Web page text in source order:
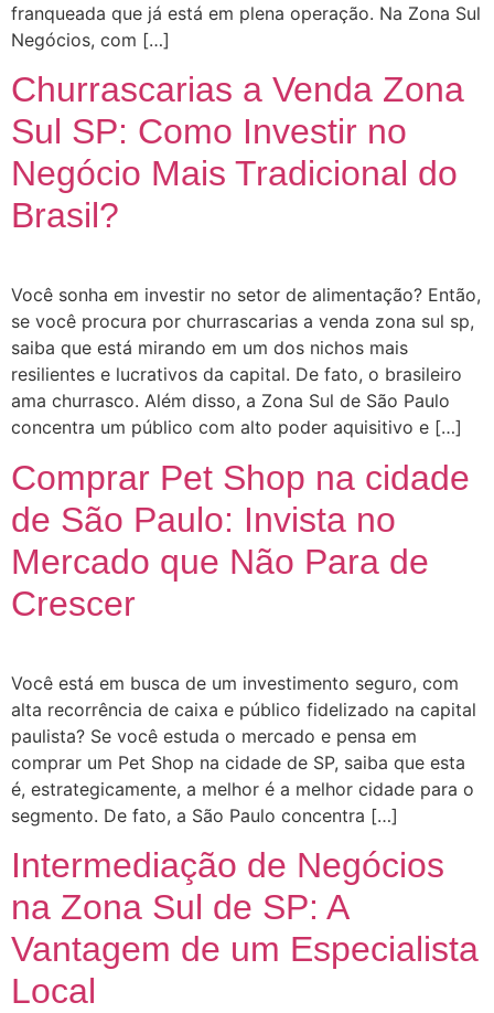
franqueada que já está em plena operação. Na Zona Sul
Negócios, com […]
Churrascarias a Venda Zona
Sul SP: Como Investir no
Negócio Mais Tradicional do
Brasil?
Você sonha em investir no setor de alimentação? Então,
se você procura por churrascarias a venda zona sul sp,
saiba que está mirando em um dos nichos mais
resilientes e lucrativos da capital. De fato, o brasileiro
ama churrasco. Além disso, a Zona Sul de São Paulo
concentra um público com alto poder aquisitivo e […]
Comprar Pet Shop na cidade
de São Paulo: Invista no
Mercado que Não Para de
Crescer
Você está em busca de um investimento seguro, com
alta recorrência de caixa e público fidelizado na capital
paulista? Se você estuda o mercado e pensa em
comprar um Pet Shop na cidade de SP, saiba que esta
é, estrategicamente, a melhor é a melhor cidade para o
segmento. De fato, a São Paulo concentra […]
Intermediação de Negócios
na Zona Sul de SP: A
Vantagem de um Especialista
Local